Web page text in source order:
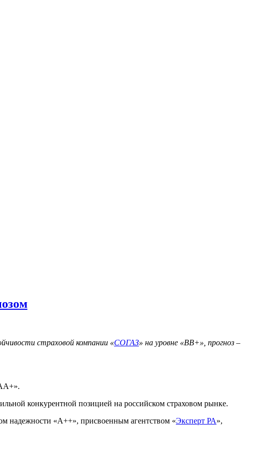
страховой компании «СОГАЗ» на уровне «BB+», прогноз –
конкурентной позицией на российском страховом рынке.
надежности «А++», присвоенным агентством «Эксперт РА»,